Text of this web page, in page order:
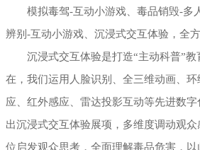
模拟毒驾-互动小游戏、毒品销毁-多
辨别-互动小游戏、沉浸式交互体验，全
沉浸式交互体验是打造“主动科普”
在，我们运用人脸识别、全三维动画、
应、红外感应、雷达投影互动等先进数字
出沉浸式交互体验展项，多维度调动观
位启发观众思考，全面理解毒品危害，